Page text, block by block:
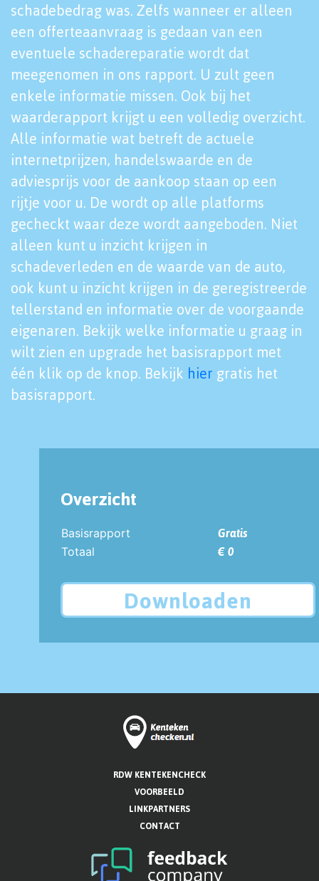
schadebedrag was. Zelfs wanneer er alleen
een offerteaanvraag is gedaan van een
eventuele schadereparatie wordt dat
meegenomen in ons rapport. U zult geen
enkele informatie missen. Ook bij het
waarderapport krijgt u een volledig overzicht.
Alle informatie wat betreft de actuele
internetprijzen, handelswaarde en de
adviesprijs voor de aankoop staan op een
rijtje voor u. De wordt op alle platforms
gecheckt waar deze wordt aangeboden. Niet
alleen kunt u inzicht krijgen in
schadeverleden en de waarde van de auto,
ook kunt u inzicht krijgen in de geregistreerde
tellerstand en informatie over de voorgaande
eigenaren. Bekijk welke informatie u graag in
wilt zien en upgrade het basisrapport met
één klik op de knop. Bekijk hier gratis het
basisrapport.
Overzicht
Basisrapport
Gratis
Totaal
€ 0
Downloaden
RDW KENTEKENCHECK
VOORBEELD
LINKPARTNERS
CONTACT